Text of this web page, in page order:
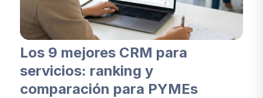
Los 9 mejores CRM para
servicios: ranking y
comparación para PYMEs